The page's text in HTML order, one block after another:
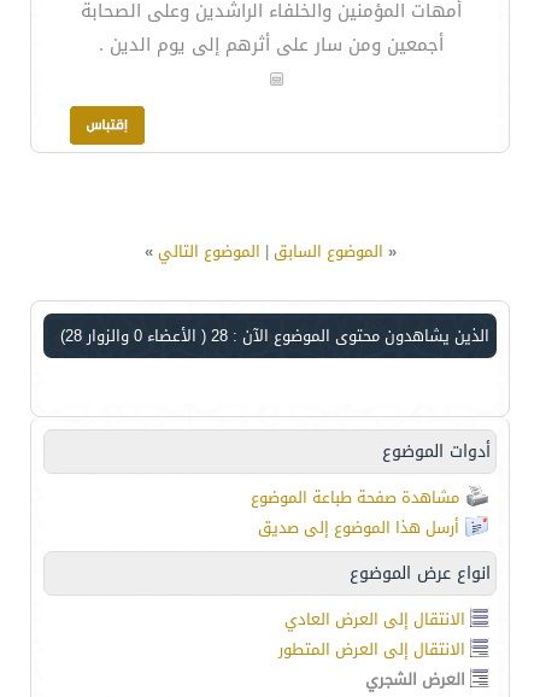
أمهات المؤمنين والخلفاء الراشدين وعلى الصحابة
أجمعين ومن سار على أثرهم إلى يوم الدين .
« الموضوع السابق| الموضوع التالي»
الذين يشاهدون محتوى الموضوع الآن : 28 ( الأعضاء 0 والزوار 28)
أدوات الموضوع
مشاهدة صفحة طباعة الموضوع
أرسل هذا الموضوع إلى صديق
انواع عرض الموضوع
الانتقال إلى العرض العادي
الانتقال إلى العرض المتطور
العرض الشجري